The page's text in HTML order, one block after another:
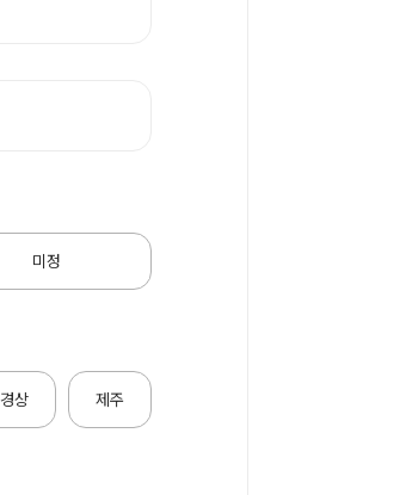
미정
경상 제주